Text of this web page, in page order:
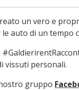
un vero e
auto di un tempo
vissuti personali.
gruppo